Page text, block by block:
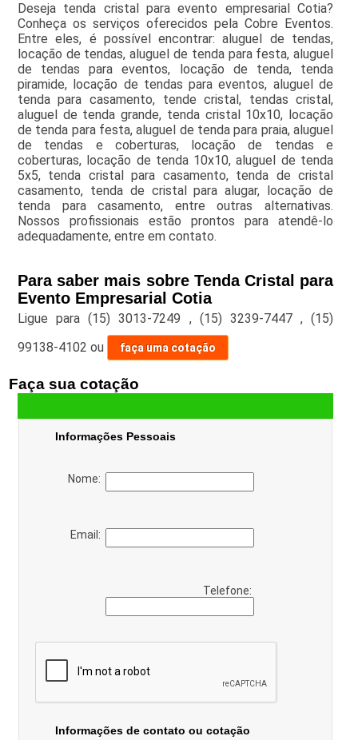
Deseja tenda cristal para evento empresarial Cotia?
Conheça os serviços oferecidos pela Cobre Eventos.
Entre eles, é possível encontrar: aluguel de tendas,
locação de tendas, aluguel de tenda para festa, aluguel
de tendas para eventos, locação de tenda, tenda
piramide, locação de tendas para eventos, aluguel de
tenda para casamento, tende cristal, tendas cristal,
aluguel de tenda grande, tenda cristal 10x10, locação
de tenda para festa, aluguel de tenda para praia, aluguel
de tendas e coberturas, locação de tendas e
coberturas, locação de tenda 10x10, aluguel de tenda
5x5, tenda cristal para casamento, tenda de cristal
casamento, tenda de cristal para alugar, locação de
tenda para casamento, entre outras alternativas.
Nossos profissionais estão prontos para atendê-lo
adequadamente, entre em contato.
Para saber mais sobre Tenda Cristal para
Evento Empresarial Cotia
Ligue para(15) 3013-7249 , (15) 3239-7447 ,(15)
99138-4102 ou faça uma cotação
Faça sua cotação
Informações Pessoais
Nome:
Email:
Telefone:
Informações de contato ou cotação